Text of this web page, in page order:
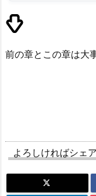
前の章とこの章は大
よろしければシェ